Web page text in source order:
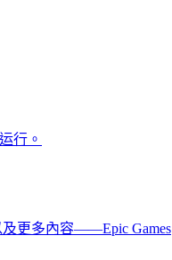
行。
及更多內容——Epic Games